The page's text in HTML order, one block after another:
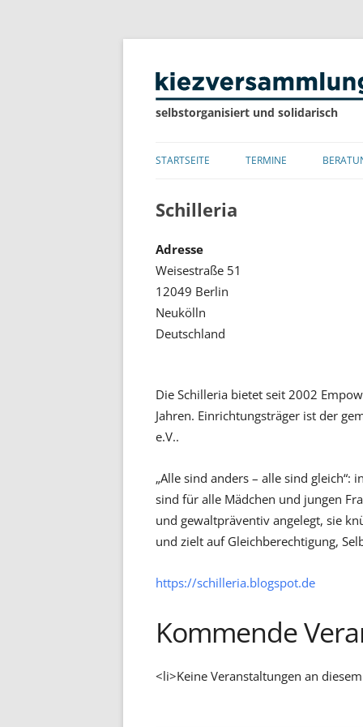
selbstorganisiert und solidarisch
STARTSEITE TERMINE
Schilleria
Adresse
Weisestraße 51
12049 Berlin
Neukölln
Deutschland
Die Schilleria bietet seit 2002
Jahren. Einrichtungsträger ist der
e.V..
„Alle sind anders – alle sind
sind für alle Mädchen und jungen
und gewaltpräventiv angelegt, sie
und zielt auf Gleichberechtigung,
https://schilleria.blogspot.de
Kommende
<li>Keine Veranstaltungen an